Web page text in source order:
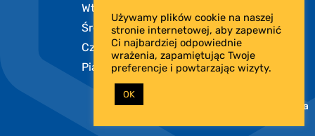
Używamy plików cookie na naszej
stronie internetowej, aby zapewnić
Ci najbardziej odpowiednie
wrażenia, zapamiętując Twoje
preferencje i powtarzając wizyty.
OK
Wtorek
Środa
7:00 - 17:00
Czwartek
7:00 - 15:00
Piątek
7:00 - 13:00